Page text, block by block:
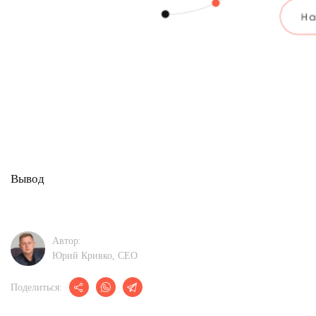
Вывод
Автор:
Юрий Кривко, CEО
Поделиться: